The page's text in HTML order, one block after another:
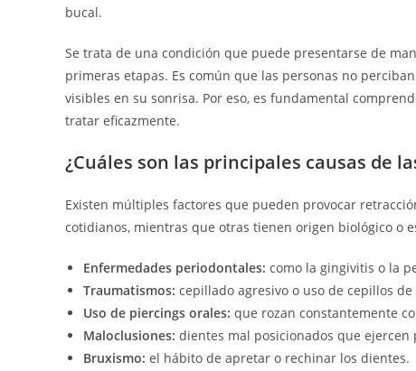
bucal.
Se trata de una condición que puede presentarse de
primeras etapas. Es común que las personas no
visibles en su sonrisa. Por eso, es fundamental
tratar eficazmente.
¿Cuáles son las principales causas de
Existen múltiples factores que pueden provocar
cotidianos, mientras que otras tienen origen biológico o
Enfermedades periodontales: como la gingivitis o la
Traumatismos: cepillado agresivo o uso de cepillos
Uso de piercings orales: que rozan constantemente
Maloclusiones: dientes mal posicionados que ejercen
Bruxismo: el hábito de apretar o rechinar los dientes.